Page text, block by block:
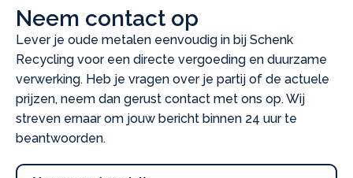
Neem contact op
Lever je oude metalen eenvoudig in bij Schenk
Recycling voor een directe vergoeding en duurzame
verwerking. Heb je vragen over je partij of de actuele
prijzen, neem dan gerust contact met ons op. Wij
streven ernaar om jouw bericht binnen 24 uur te
beantwoorden.